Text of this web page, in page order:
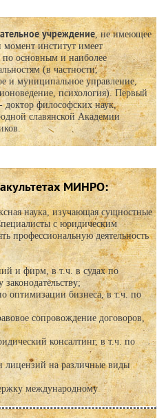
учреждение, не имеющее
момент институт имеет
по основным и наиболее
(в частности,
и муниципальное управление,
психология). Первый
доктор философских наук,
славянской Академии
МИНРО:
наука, изучающая сущностные
с юридическим
профессиональную деятельность
и фирм, в т.ч. в судах по
оптимизации бизнеса, в т.ч. по
сопровождение договоров,
консалтинг, в т.ч. по
лицензий на различные виды
международному